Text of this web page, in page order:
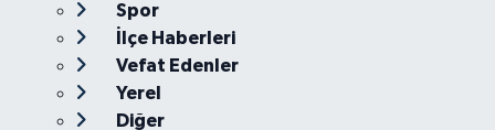
Spor
İlçe Haberleri
Vefat Edenler
Yerel
Diğer